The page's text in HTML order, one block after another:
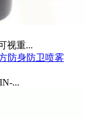
视重...
...